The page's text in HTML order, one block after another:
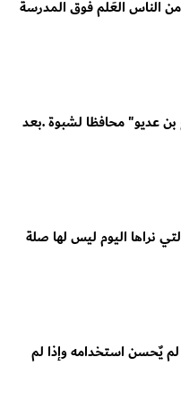
الناس العَلم فوق المدرسة
عديو" محافظا لشبوة .بعد
نراها اليوم ليس لها صلة
لم يٌحسن استخدامه وإذا لم